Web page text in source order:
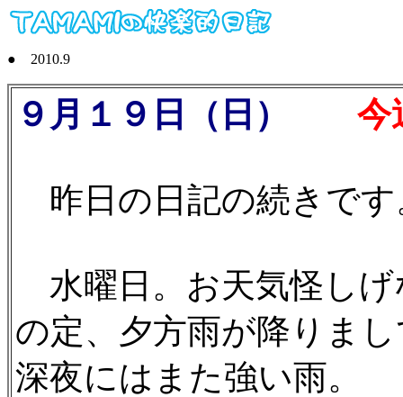
● 2010.9
９月１９日（日） 今週
昨日の日記の続きです
水曜日。お天気怪しげ
の定、夕方雨が降りま
深夜にはまた強い雨。